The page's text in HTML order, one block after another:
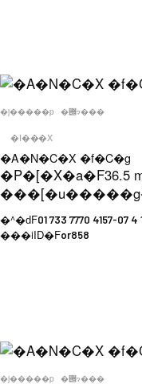
�j�����p �݌ɂ���
�I���X
�A�N�C�X �f�C�g
�P�[�X�a�F36.5
�^�ԁF01 733 7770 4157-07 4
���iID�For858
�j�����p �݌ɂ���